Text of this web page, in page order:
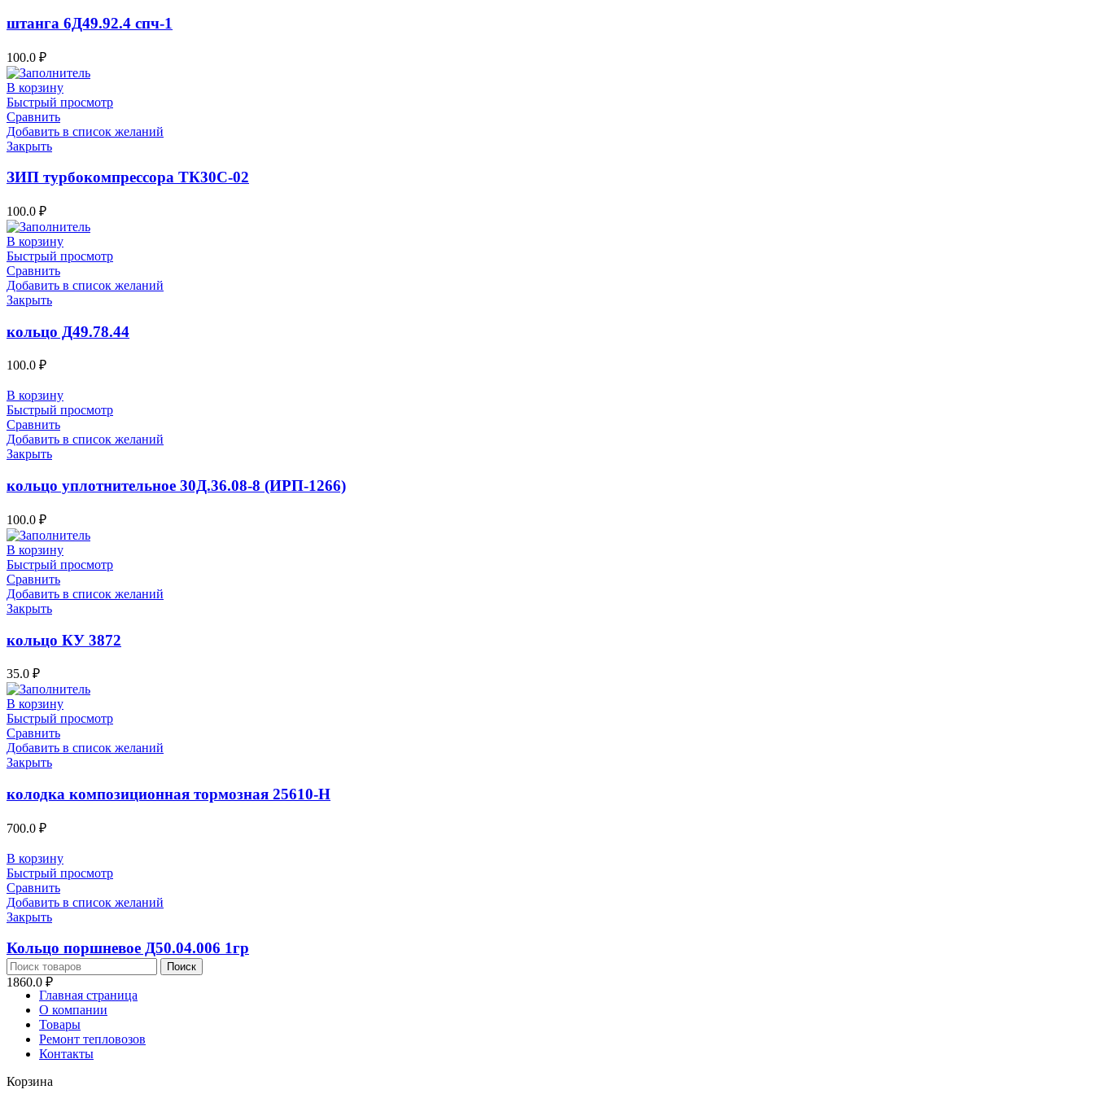
штанга 6Д49.92.4 спч-1
100.0 ₽
В корзину
Быстрый просмотр
Сравнить
Добавить в список желаний
Закрыть
ЗИП турбокомпрессора ТК30С-02
100.0 ₽
В корзину
Быстрый просмотр
Сравнить
Добавить в список желаний
Закрыть
кольцо Д49.78.44
100.0 ₽
В корзину
Быстрый просмотр
Сравнить
Добавить в список желаний
Закрыть
кольцо уплотнительное 30Д.36.08-8 (ИРП-1266)
100.0 ₽
В корзину
Быстрый просмотр
Сравнить
Добавить в список желаний
Закрыть
кольцо КУ 3872
35.0 ₽
В корзину
Быстрый просмотр
Сравнить
Добавить в список желаний
Закрыть
колодка композиционная тормозная 25610-Н
700.0 ₽
В корзину
Быстрый просмотр
Сравнить
Добавить в список желаний
Закрыть
Кольцо поршневое Д50.04.006 1гр
1860.0 ₽
Поиск
Главная страница
О компании
Товары
Ремонт тепловозов
Контакты
Корзина